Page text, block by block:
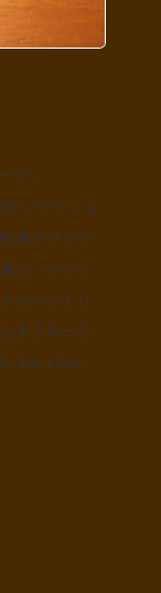
ク）
いアクショ
量オリジナ
ビッグブレ
ローリトリ
すクローラ
1oz class